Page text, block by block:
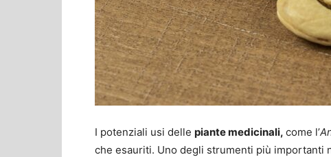
I potenziali usi delle piante medicinali, come l’
che esauriti. Uno degli strumenti più